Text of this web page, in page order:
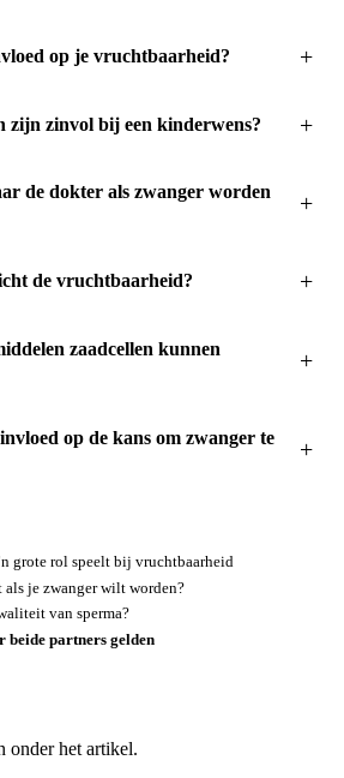
op je vruchtbaarheid?
zijn zinvol bij een kinderwens?
de dokter als zwanger worden
de vruchtbaarheid?
zaadcellen kunnen
op de kans om zwanger te
grote rol speelt bij vruchtbaarheid
je zwanger wilt worden?
van sperma?
beide partners gelden
onder het artikel.